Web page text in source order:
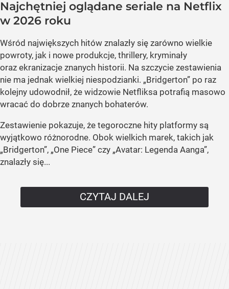
Najchętniej oglądane seriale na Netflix
w 2026 roku
Wśród największych hitów znalazły się zarówno wielkie
powroty, jak i nowe produkcje, thrillery, kryminały
oraz ekranizacje znanych historii. Na szczycie zestawienia
nie ma jednak wielkiej niespodzianki. „Bridgerton” po raz
kolejny udowodnił, że widzowie Netfliksa potrafią masowo
wracać do dobrze znanych bohaterów.
Zestawienie pokazuje, że tegoroczne hity platformy są
wyjątkowo różnorodne. Obok wielkich marek, takich jak
„Bridgerton”, „One Piece” czy „Avatar: Legenda Aanga”,
znalazły się...
CZYTAJ DALEJ